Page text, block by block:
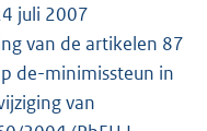
juli 2007
van de artikelen 87
de-minimissteun in
van